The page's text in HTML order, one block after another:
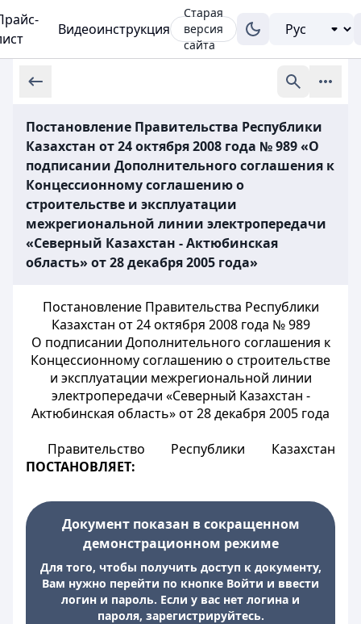
Видеоинструкция
Старая
версия
сайта
Постановление Правительства Республики
Казахстан от 24 октября 2008 года № 989 «О
подписании Дополнительного соглашения к
Концессионному соглашению о
строительстве и эксплуатации
межрегиональной линии электропередачи
«Северный Казахстан - Актюбинская
область» от 28 декабря 2005 года»
Постановление Правительства Республики
Казахстан от 24 октября 2008 года № 989
О подписании Дополнительного соглашения к
Концессионному соглашению о строительстве
и эксплуатации межрегиональной линии
электропередачи «Северный Казахстан -
Актюбинская область» от 28 декабря 2005 года
Правительство Республики Казахстан
ПОСТАНОВЛЯЕТ:
Документ показан в сокращенном
демонстрационном режиме
Для того, чтобы получить доступ к документу,
Вам нужно перейти по кнопке Войти и ввести
логин и пароль. Если у вас нет логина и
пароля, зарегистрируйтесь.